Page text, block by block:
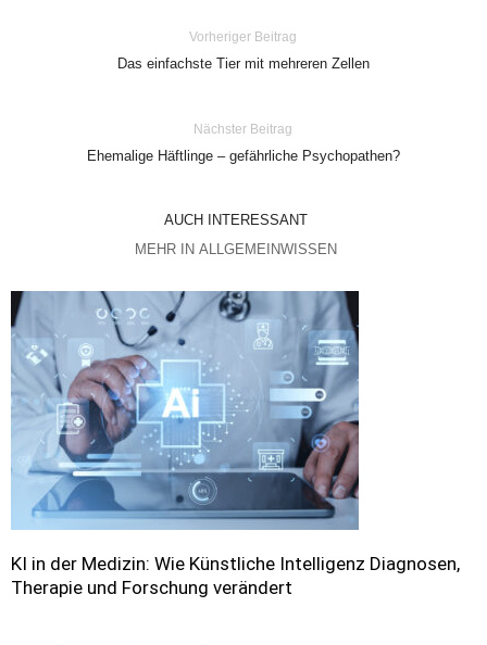
Vorheriger Beitrag
Das einfachste Tier mit mehreren Zellen
Nächster Beitrag
Ehemalige Häftlinge – gefährliche Psychopathen?
AUCH INTERESSANT
MEHR IN ALLGEMEINWISSEN
KI in der Medizin: Wie Künstliche Intelligenz Diagnosen,
Therapie und Forschung verändert